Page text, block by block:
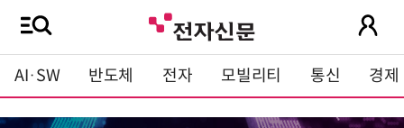
AI·SW 반도체 전자 모빌리티 통신 경제